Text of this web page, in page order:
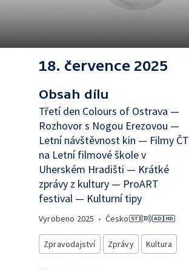
18. července 2025
Obsah dílu
Třetí den Colours of Ostrava —
Rozhovor s Nogou Erezovou —
Letní návštěvnost kin — Filmy ČT
na Letní filmové škole v
Uherském Hradišti — Krátké
zprávy z kultury — ProART
festival — Kulturní tipy
Vyrobeno 2025 • Česko
Zpravodajství Zprávy Kultura